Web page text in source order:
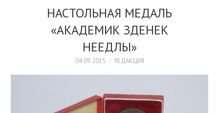
КУЛЬТУРА
ОБРАЗОВАНИЕ
ПРОСВЕЩЕНИЕ
НАСТОЛЬНАЯ МЕДАЛЬ
«АКАДЕМИК ЗДЕНЕК
НЕЕДЛЫ»
04.09.2015 РЕДАКЦИЯ